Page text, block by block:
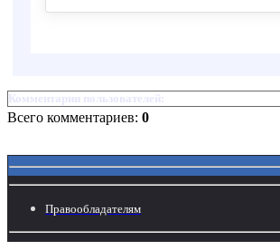
Комментарии пользователей:
Всего комментариев: 0
Правообладателям